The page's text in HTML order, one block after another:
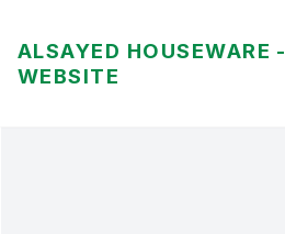
ALSAYED HOUSEWARE -
WEBSITE